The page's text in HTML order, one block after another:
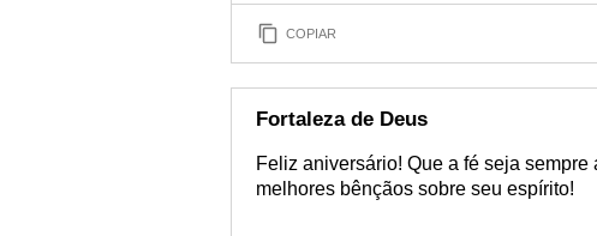
COPIAR
Fortaleza de Deus
Feliz aniversário! Que a fé seja
melhores bênçãos sobre seu espírito!